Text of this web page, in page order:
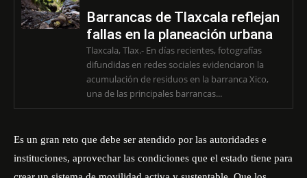
Barrancas de Tlaxcala reflejan
fallas en la planeación urbana
Tlaxcala, Tlax.- En días recientes, fotografías
difundidas en redes sociales evidenciaron la
acumulación de residuos en la barranca Xico,
una de las principales barrancas...
Es un gran reto que debe ser atendido por las autoridades e
instituciones, aprovechar las condiciones que el estado tiene para